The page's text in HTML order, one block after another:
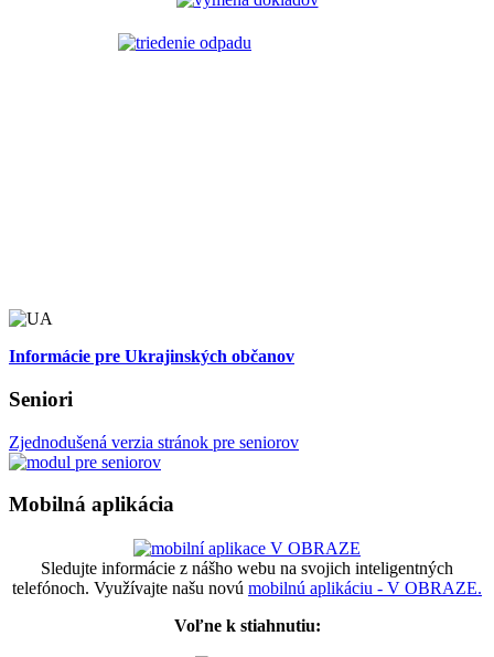
Informácie pre Ukrajinských občanov
Seniori
Zjednodušená verzia stránok pre seniorov
Mobilná aplikácia
Sledujte informácie z nášho webu na svojich inteligentných
telefónoch. Využívajte našu novú mobilnú aplikáciu - V OBRAZE.
Voľne k stiahnutiu: